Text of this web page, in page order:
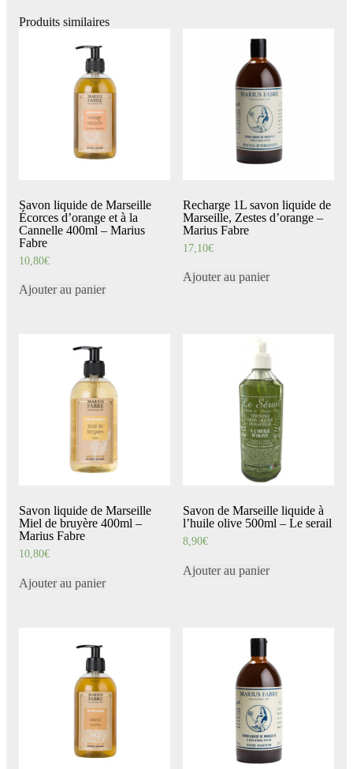
Produits similaires
Savon liquide de Marseille
Écorces d’orange et à la
Cannelle 400ml – Marius
Fabre
10,80€
Ajouter au panier
Recharge 1L savon liquide de
Marseille, Zestes d’orange –
Marius Fabre
17,10€
Ajouter au panier
Savon liquide de Marseille
Miel de bruyère 400ml –
Marius Fabre
10,80€
Ajouter au panier
Savon de Marseille liquide à
l’huile olive 500ml – Le serail
8,90€
Ajouter au panier